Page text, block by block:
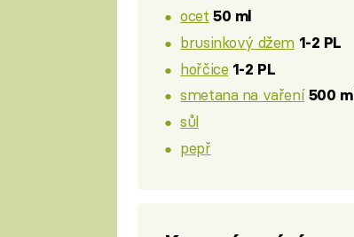
ocet 50 ml
brusinkový džem 1-2 PL
hořčice 1-2 PL
smetana na vaření 500 ml
sůl
pepř